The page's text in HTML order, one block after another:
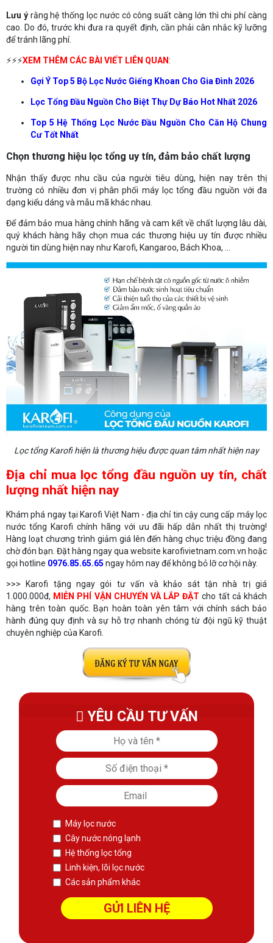
Lưu ýrằng hệ thống lọc nước có công suất càng lớn thì chi phí càng
cao. Do đó, trước khi đưa ra quyết định, cần phải cân nhắc kỹ lưỡng
để tránh lãng phí.
⚡⚡⚡XEM THÊM CÁC BÀI VIẾT LIÊN QUAN:
Gợi Ý Top 5 Bộ Lọc Nước Giếng Khoan Cho Gia Đình 2026
Lọc Tổng Đầu Nguồn Cho Biệt Thự Dự Báo Hot Nhất 2026
Top 5 Hệ Thống Lọc Nước Đầu Nguồn Cho Căn Hộ Chung
Cư Tốt Nhất
Chọn thương hiệu lọc tổng uy tín, đảm bảo chất lượng
Nhận thấy được nhu cầu của người tiêu dùng, hiện nay trên thị
trường có nhiều đơn vị phân phối máy lọc tổng đầu nguồn với đa
dạng kiểu dáng và mẫu mã khác nhau.
Để đảm bảo mua hàng chính hãng và cam kết về chất lượng lâu dài,
quý khách hàng hãy chọn mua các thương hiệu uy tín được nhiều
người tin dùng hiện nay như Karofi, Kangaroo, Bách Khoa, …
Lọc tổng Karofi hiện là thương hiệu được quan tâm nhất hiện nay
Địa chỉ mua lọc tổng đầu nguồn uy tín, chất
lượng nhất hiện nay
Khám phá ngay tại Karofi Việt Nam - địa chỉ tin cậy cung cấp máy lọc
nước tổng Karofi chính hãng với ưu đãi hấp dẫn nhất thị trường!
Hàng loạt chương trình giảm giá lên đến hàng chục triệu đồng đang
chờ đón bạn. Đặt hàng ngay qua website karofivietnam.com.vn hoặc
gọi hotline 0976.85.65.65 ngay hôm nay để không bỏ lỡ cơ hội này.
>>> Karofi tặng ngay gói tư vấn và khảo sát tận nhà trị giá
1.000.000đ, MIỄN PHÍ VẬN CHUYỂN VÀ LẮP ĐẶT cho tất cả khách
hàng trên toàn quốc. Bạn hoàn toàn yên tâm với chính sách bảo
hành đúng quy định và sự hỗ trợ nhanh chóng từ đội ngũ kỹ thuật
chuyên nghiệp của Karofi.
YÊU CẦU TƯ VẤN
Máy lọc nước
Cây nước nóng lạnh
Hệ thống lọc tổng
Linh kiện, lõi lọc nước
Các sản phẩm khác